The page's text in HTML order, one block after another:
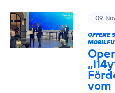
09.
OFFENE
vom